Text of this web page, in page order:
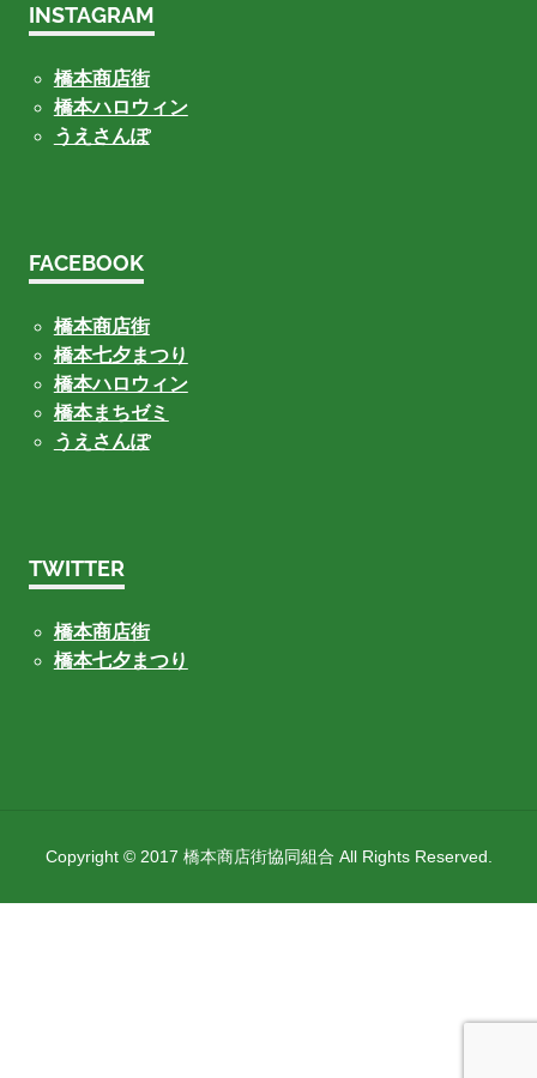
INSTAGRAM
橋本商店街
橋本ハロウィン
うえさんぽ
FACEBOOK
橋本商店街
橋本七夕まつり
橋本ハロウィン
橋本まちゼミ
うえさんぽ
TWITTER
橋本商店街
橋本七夕まつり
Copyright © 2017 橋本商店街協同組合 All Rights Reserved.